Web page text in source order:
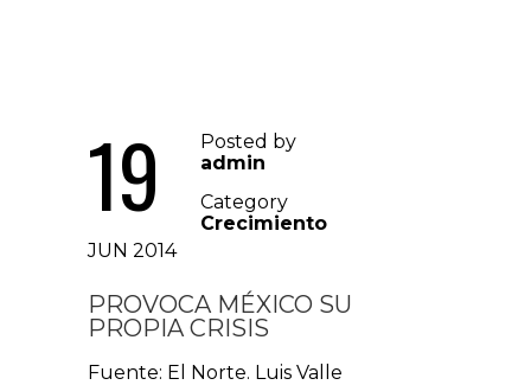
19
JUN 2014
Posted by
admin
Category
Crecimiento
PROVOCA MÉXICO SU
PROPIA CRISIS
Fuente: El Norte. Luis Valle